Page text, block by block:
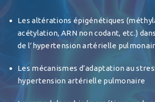
Les altérations épigénétiques
acétylation, ARN non codant, etc.)
de l’hypertension artérielle
Les mécanismes d’adaptation au
hypertension artérielle pulmonaire